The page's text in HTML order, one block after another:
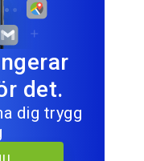
det.
dig trygg